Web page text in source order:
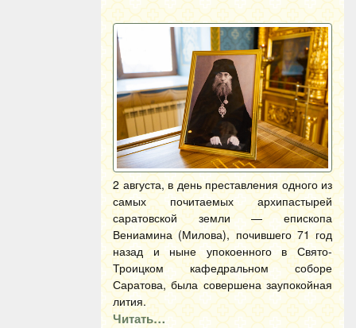
2 августа, в день преставления одного из
самых почитаемых архипастырей
саратовской земли — епископа
Вениамина (Милова), почившего 71 год
назад и ныне упокоенного в Свято-
Троицком кафедральном соборе
Саратова, была совершена заупокойная
лития.
Читать…